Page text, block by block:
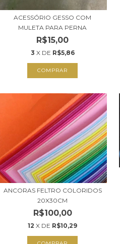
ACESSÓRIO GESSO COM
MULETA PARA PERNA
R$15,00
3 X DE R$5,86
ANCORAS FELTRO COLORIDOS
20X30CM
R$100,00
12 X DE R$10,29